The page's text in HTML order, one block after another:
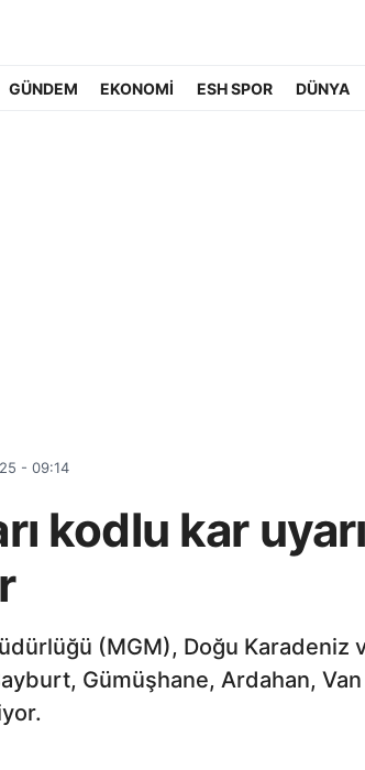
GÜNDEM EKONOMİ ESH SPOR DÜNYA
- 09:14
kodlu kar
(MGM), Doğu Karadeniz
Gümüşhane, Ardahan,